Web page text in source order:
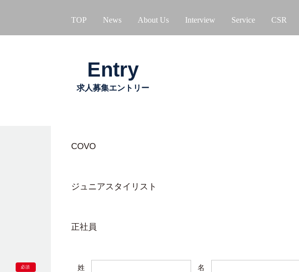
TOP News About Us Interview Service CSR
Entry
求人募集エントリー
COVO
ジュニアスタイリスト
正社員
姓 名